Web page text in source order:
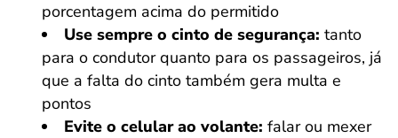
porcentagem acima do permitido
Use sempre o cinto de segurança: tanto
para o condutor quanto para os passageiros, já
que a falta do cinto também gera multa e
pontos
Evite o celular ao volante: falar ou mexer